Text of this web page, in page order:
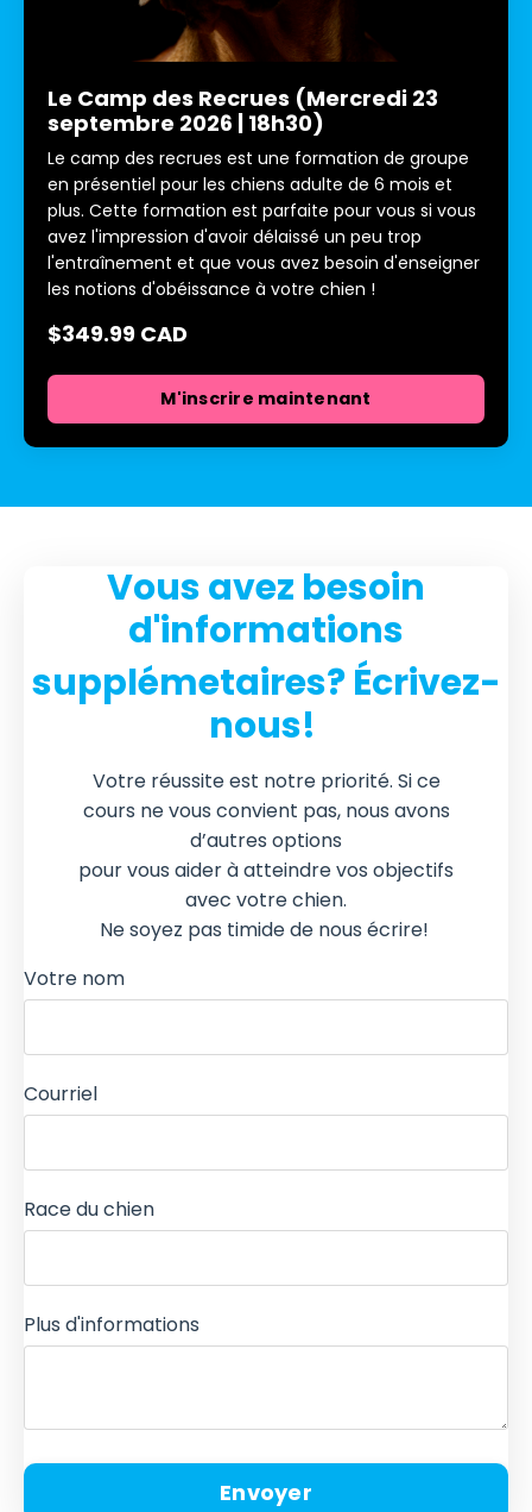
Le Camp des Recrues (Mercredi 23
septembre 2026 | 18h30)
Le camp des recrues est une formation de groupe
en présentiel pour les chiens adulte de 6 mois et
plus. Cette formation est parfaite pour vous si vous
avez l'impression d'avoir délaissé un peu trop
l'entraînement et que vous avez besoin d'enseigner
les notions d'obéissance à votre chien !
$349.99 CAD
M'inscrire maintenant
Vous avez besoin
d'informations
supplémetaires? Écrivez-
nous!
Votre réussite est notre priorité. Si ce
cours ne vous convient pas, nous avons
d’autres options
pour vous aider à atteindre vos objectifs
avec votre chien.
Ne soyez pas timide de nous écrire!
Votre nom
Courriel
Race du chien
Plus d'informations
Envoyer